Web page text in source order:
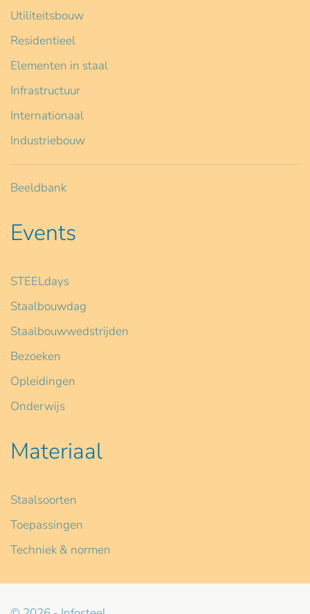
Utiliteitsbouw
Residentieel
Elementen in staal
Infrastructuur
Internationaal
Industriebouw
Beeldbank
Events
STEELdays
Staalbouwdag
Staalbouwwedstrijden
Bezoeken
Opleidingen
Onderwijs
Materiaal
Staalsoorten
Toepassingen
Techniek & normen